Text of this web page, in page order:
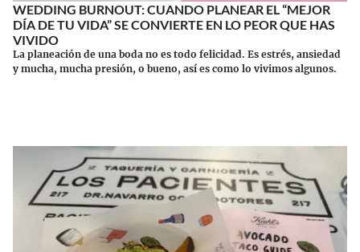
WEDDING BURNOUT: CUANDO PLANEAR EL “MEJOR
DÍA DE TU VIDA” SE CONVIERTE EN LO PEOR QUE HAS
VIVIDO
La planeación de una boda no es todo felicidad. Es estrés, ansiedad
y mucha, mucha presión, o bueno, así es como lo vivimos algunos.